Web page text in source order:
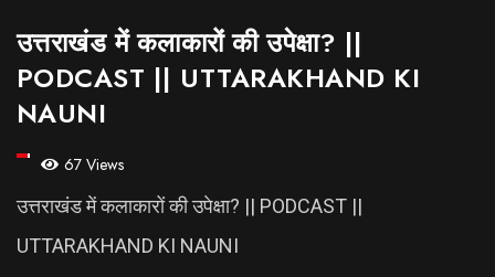
उत्तराखंड में कलाकारों की उपेक्षा? ||
PODCAST || UTTARAKHAND KI
NAUNI
67 Views
उत्तराखंड में कलाकारों की उपेक्षा? || PODCAST ||
UTTARAKHAND KI NAUNI